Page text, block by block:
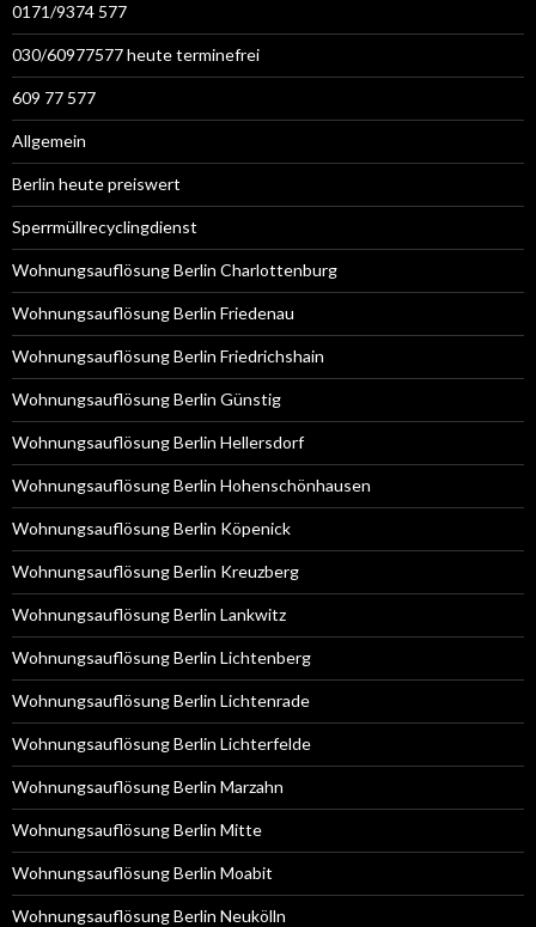
0171/9374 577
030/60977577 heute terminefrei
609 77 577
Allgemein
Berlin heute preiswert
Sperrmüllrecyclingdienst
Wohnungsauflösung Berlin Charlottenburg
Wohnungsauflösung Berlin Friedenau
Wohnungsauflösung Berlin Friedrichshain
Wohnungsauflösung Berlin Günstig
Wohnungsauflösung Berlin Hellersdorf
Wohnungsauflösung Berlin Hohenschönhausen
Wohnungsauflösung Berlin Köpenick
Wohnungsauflösung Berlin Kreuzberg
Wohnungsauflösung Berlin Lankwitz
Wohnungsauflösung Berlin Lichtenberg
Wohnungsauflösung Berlin Lichtenrade
Wohnungsauflösung Berlin Lichterfelde
Wohnungsauflösung Berlin Marzahn
Wohnungsauflösung Berlin Mitte
Wohnungsauflösung Berlin Moabit
Wohnungsauflösung Berlin Neukölln